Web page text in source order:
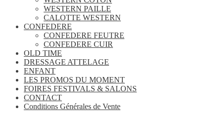
WESTERN PAILLE
CALOTTE WESTERN
CONFEDERE
CONFEDERE FEUTRE
CONFEDERE CUIR
OLD TIME
DRESSAGE ATTELAGE
ENFANT
LES PROMOS DU MOMENT
FOIRES FESTIVALS & SALONS
CONTACT
Conditions Générales de Vente